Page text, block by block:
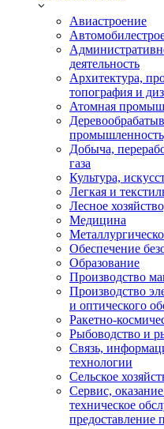
Авиастроение
деятельность
Архитектура,
топография и
Атомная
Добыча,
газа
Культура,
Легкая и
Лесное
Медицина
Обеспечение
Образование
Производство
Производство
и оптического
Ракетно-
Рыбоводство и
Связь,
технологии
Сельское
Сервис,
техническое
предоставление